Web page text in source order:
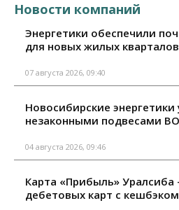
Новости компаний
Энергетики обеспечили
для новых жилых
07 августа 2026, 09:40
Новосибирские энергетики
незаконными подвесами
04 августа 2026, 09:46
Карта «Прибыль» Уралсиба
дебетовых карт с